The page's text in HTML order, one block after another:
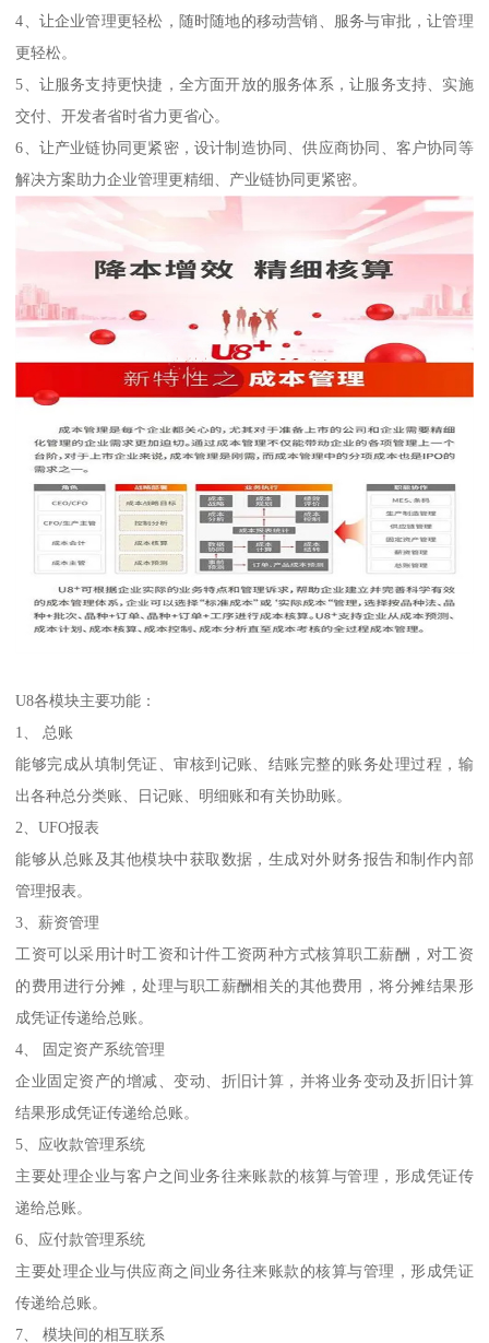
4、让企业管理更轻松，随时随地的移动营销、服务与审批，让管理
更轻松。
5、让服务支持更快捷，全方面开放的服务体系，让服务支持、实施
交付、开发者省时省力更省心。
6、让产业链协同更紧密，设计制造协同、供应商协同、客户协同等
解决方案助力企业管理更精细、产业链协同更紧密。
U8各模块主要功能：
1、 总账
能够完成从填制凭证、审核到记账、结账完整的账务处理过程，输
出各种总分类账、日记账、明细账和有关协助账。
2、UFO报表
能够从总账及其他模块中获取数据，生成对外财务报告和制作内部
管理报表。
3、薪资管理
工资可以采用计时工资和计件工资两种方式核算职工薪酬，对工资
的费用进行分摊，处理与职工薪酬相关的其他费用，将分摊结果形
成凭证传递给总账。
4、 固定资产系统管理
企业固定资产的增减、变动、折旧计算，并将业务变动及折旧计算
结果形成凭证传递给总账。
5、应收款管理系统
主要处理企业与客户之间业务往来账款的核算与管理，形成凭证传
递给总账。
6、应付款管理系统
主要处理企业与供应商之间业务往来账款的核算与管理，形成凭证
传递给总账。
7、 模块间的相互联系